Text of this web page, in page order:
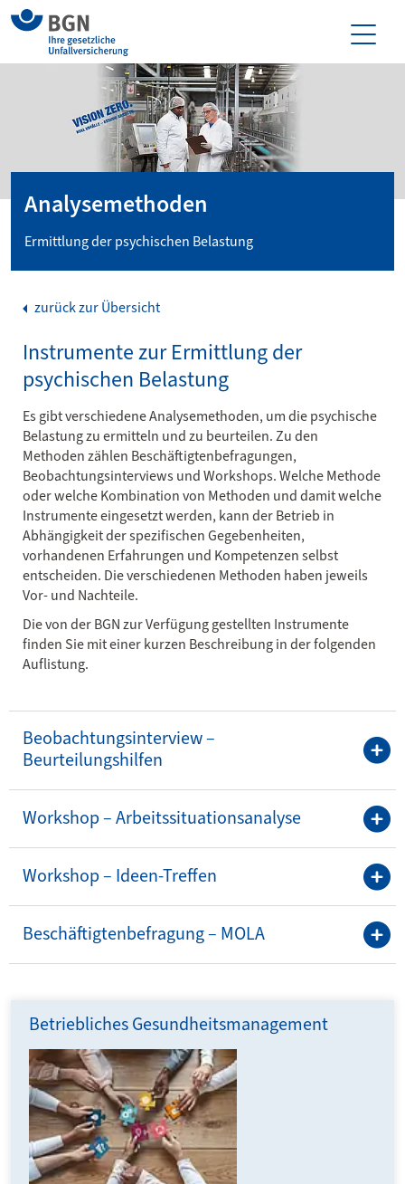
Analysemethoden
Ermittlung der psychischen Belastung
zurück zur Übersicht
Instrumente zur Ermittlung der
psychischen Belastung
Es gibt verschiedene Analysemethoden, um die psychische
Belastung zu ermitteln und zu beurteilen. Zu den
Methoden zählen Beschäftigtenbefragungen,
Beobachtungsinterviews und Workshops. Welche Methode
oder welche Kombination von Methoden und damit welche
Instrumente eingesetzt werden, kann der Betrieb in
Abhängigkeit der spezifischen Gegebenheiten,
vorhandenen Erfahrungen und Kompetenzen selbst
entscheiden. Die verschiedenen Methoden haben jeweils
Vor- und Nachteile.
Die von der BGN zur Verfügung gestellten Instrumente
finden Sie mit einer kurzen Beschreibung in der folgenden
Auflistung.
Beobachtungsinterview –
Beurteilungshilfen
Workshop – Arbeitssituationsanalyse
Workshop – Ideen-Treffen
Beschäftigtenbefragung – MOLA
Betriebliches Gesund­heits­management